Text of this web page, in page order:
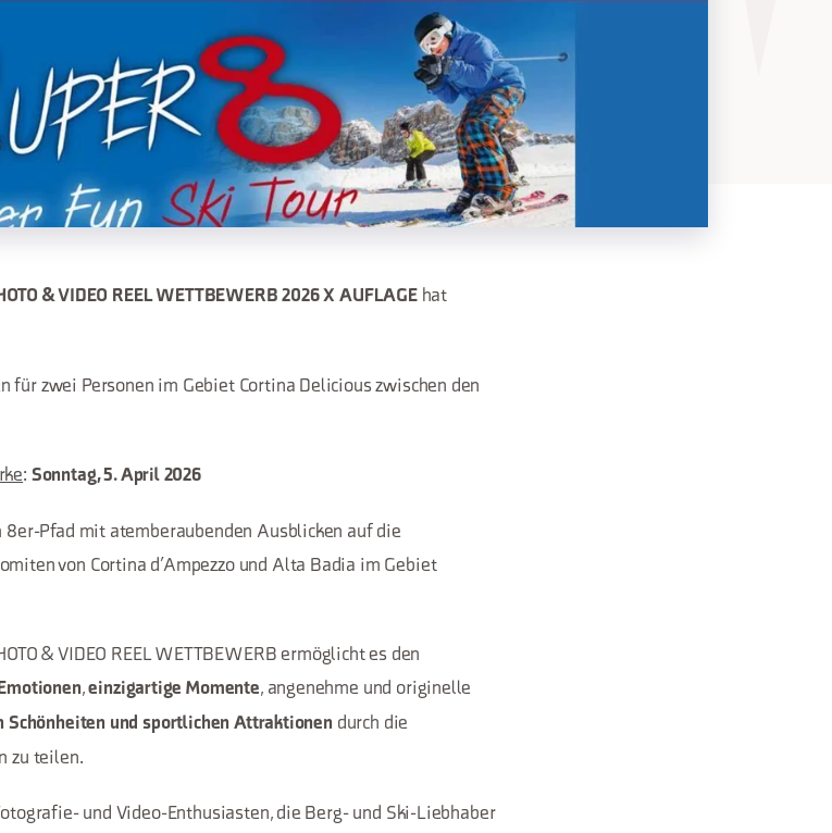
& VIDEO REEL WETTBEWERB 2026 X AUFLAGEhat
für zwei Personen im Gebiet Cortina Delicious zwischen den
: Sonntag, 5. April 2026
8er-Pfad mit atemberaubenden Ausblicken auf die
von Cortina d’Ampezzo und Alta Badia im Gebiet
& VIDEO REEL WETTBEWERB ermöglicht es den
,einzigartige Momente, angenehme und originelle
Schönheiten und sportlichen Attraktionen durch die
zu teilen.
und Video-Enthusiasten, die Berg- und Ski-Liebhaber